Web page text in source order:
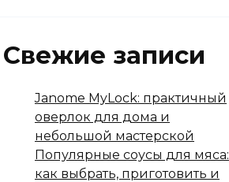
Свежие записи
Janome MyLock: практичный
оверлок для дома и
небольшой мастерской
Популярные соусы для мяса:
как выбрать, приготовить и